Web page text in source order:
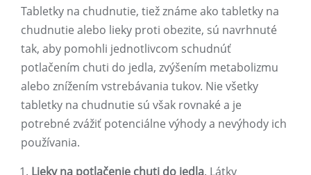
Tabletky na chudnutie, tiež známe ako tabletky na
chudnutie alebo lieky proti obezite, sú navrhnuté
tak, aby pomohli jednotlivcom schudnúť
potlačením chuti do jedla, zvýšením metabolizmu
alebo znížením vstrebávania tukov. Nie všetky
tabletky na chudnutie sú však rovnaké a je
potrebné zvážiť potenciálne výhody a nevýhody ich
používania.
Lieky na potlačenie chuti do jedla. Látky